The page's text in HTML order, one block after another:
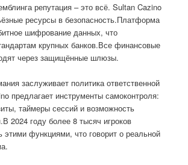
репутация – это всё. Sultan Cazino
ресурсы в безопасность.Платформа
шифрование данных, что
крупных банков.Все финансовые
через защищённые шлюзы.
заслуживает политика ответственной
предлагает инструменты самоконтроля:
таймеры сессий и возможность
2024 году более 8 тысяч игроков
этими функциями, что говорит о реальной